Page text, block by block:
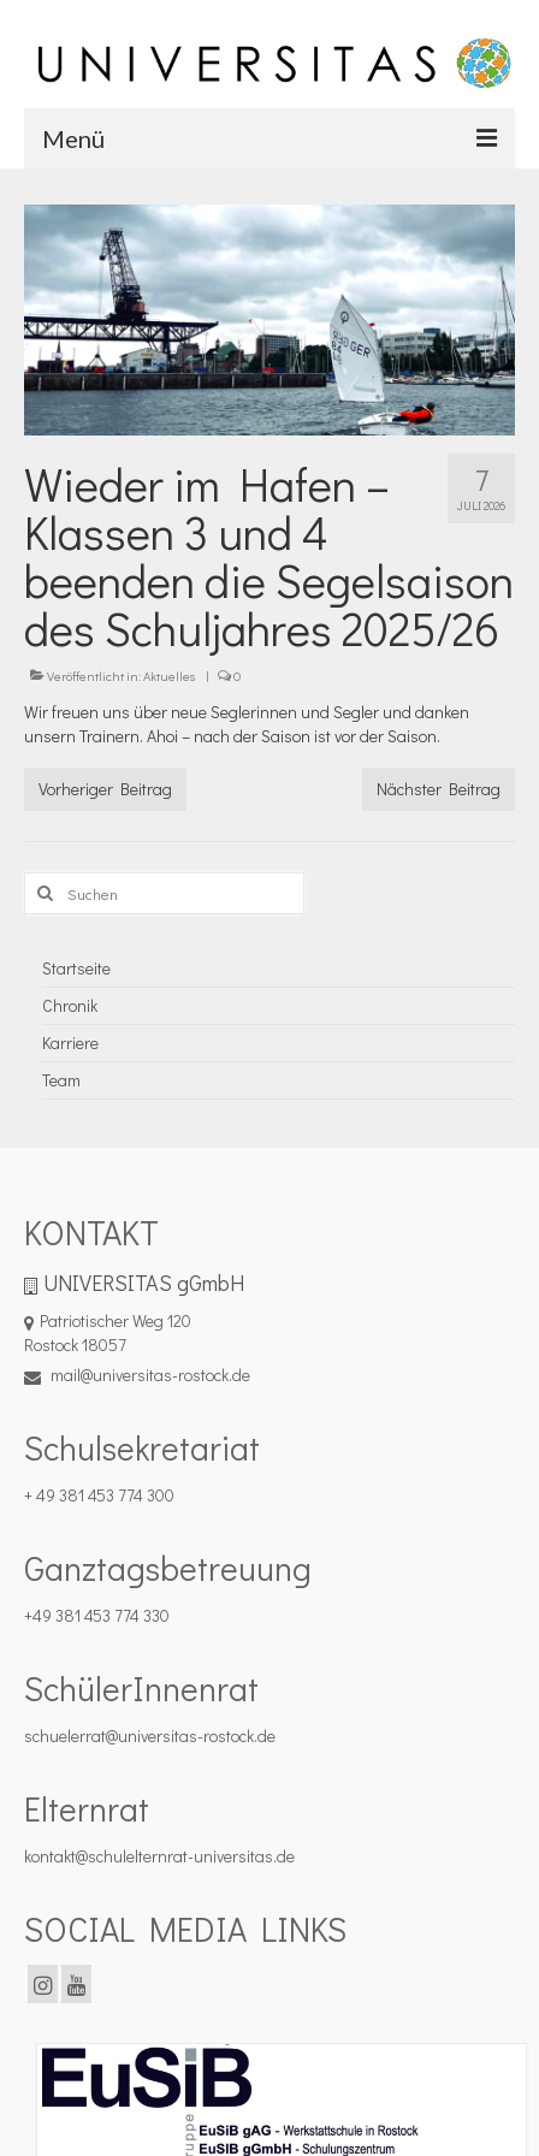
Menü
Startseite
Chronik
Karriere
Team
7
JULI 2026
Wieder im Hafen –
Klassen 3 und 4
beenden die Segelsaison
des Schuljahres 2025/26
Veröffentlicht in:Aktuelles | 0
Wir freuen uns über neue Seglerinnen und Segler und danken
unsern Trainern. Ahoi – nach der Saison ist vor der Saison.
Vorheriger Beitrag Nächster Beitrag
Suchen
nach:
Startseite
Chronik
Karriere
Team
KONTAKT
UNIVERSITAS gGmbH
Patriotischer Weg 120
Rostock 18057
mail@universitas-rostock.de
Schulsekretariat
+ 49 381 453 774 300
Ganztagsbetreuung
+49 381 453 774 330
SchülerInnenrat
schuelerrat@universitas-rostock.de
Elternrat
kontakt@schulelternrat-universitas.de
SOCIAL MEDIA LINKS